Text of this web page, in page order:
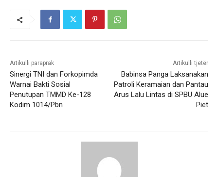
Artikulli paraprak
Sinergi TNI dan Forkopimda
Warnai Bakti Sosial
Penutupan TMMD Ke-128
Kodim 1014/Pbn
Artikulli tjetër
Babinsa Panga Laksanakan
Patroli Keramaian dan Pantau
Arus Lalu Lintas di SPBU Alue
Piet